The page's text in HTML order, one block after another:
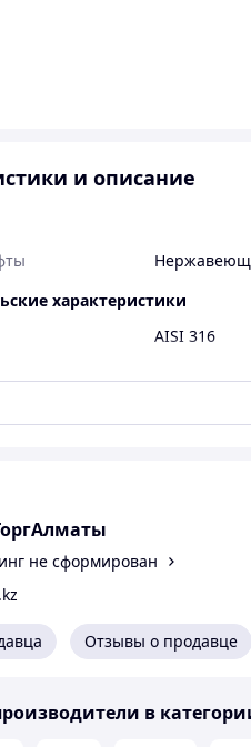
и описание
характеристики
AISI 316
заказа рассчитывается
американка "вр - нр" для
Для этого Вам
заявку на интересующий Вас
не сформирован
Отзывы о продавце
в